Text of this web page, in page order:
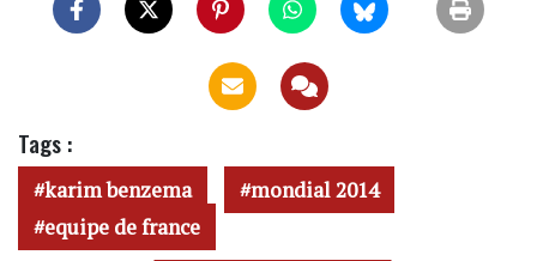
Tags :
karim benzema
mondial 2014
equipe de france